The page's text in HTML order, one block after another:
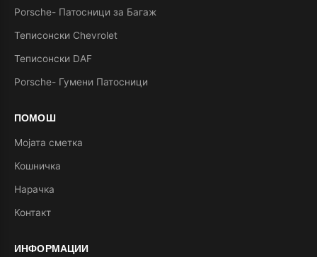
Porsche- Патосници за Багаж
Теписонски Chevrolet
Теписонски DAF
Porsche- Гумени Патосници
ПОМОШ
Мојата сметка
Кошничка
Нарачка
Контакт
ИНФОРМАЦИИ